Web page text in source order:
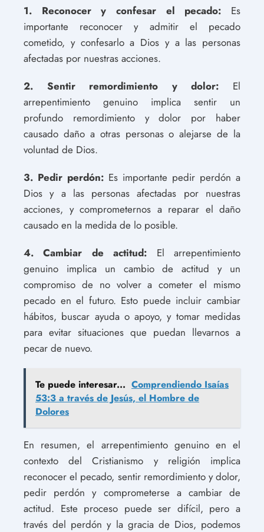
1. Reconocer y confesar el pecado: Es
importante reconocer y admitir el pecado
cometido, y confesarlo a Dios y a las personas
afectadas por nuestras acciones.
2. Sentir remordimiento y dolor: El
arrepentimiento genuino implica sentir un
profundo remordimiento y dolor por haber
causado daño a otras personas o alejarse de la
voluntad de Dios.
3. Pedir perdón: Es importante pedir perdón a
Dios y a las personas afectadas por nuestras
acciones, y comprometernos a reparar el daño
causado en la medida de lo posible.
4. Cambiar de actitud: El arrepentimiento
genuino implica un cambio de actitud y un
compromiso de no volver a cometer el mismo
pecado en el futuro. Esto puede incluir cambiar
hábitos, buscar ayuda o apoyo, y tomar medidas
para evitar situaciones que puedan llevarnos a
pecar de nuevo.
Te puede interesar... Comprendiendo Isaías
53:3 a través de Jesús, el Hombre de
Dolores
En resumen, el arrepentimiento genuino en el
contexto del Cristianismo y religión implica
reconocer el pecado, sentir remordimiento y dolor,
pedir perdón y comprometerse a cambiar de
actitud. Este proceso puede ser difícil, pero a
través del perdón y la gracia de Dios, podemos